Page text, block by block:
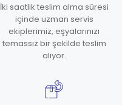
İki saatlik teslim alma süresi
içinde uzman servis
ekiplerimiz, eşyalarınızı
temassız bir şekilde teslim
alıyor.